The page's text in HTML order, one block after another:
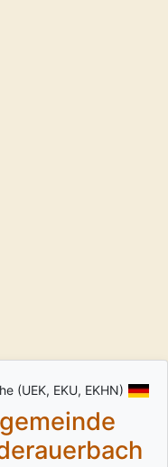
(UEK, EKU, EKHN)